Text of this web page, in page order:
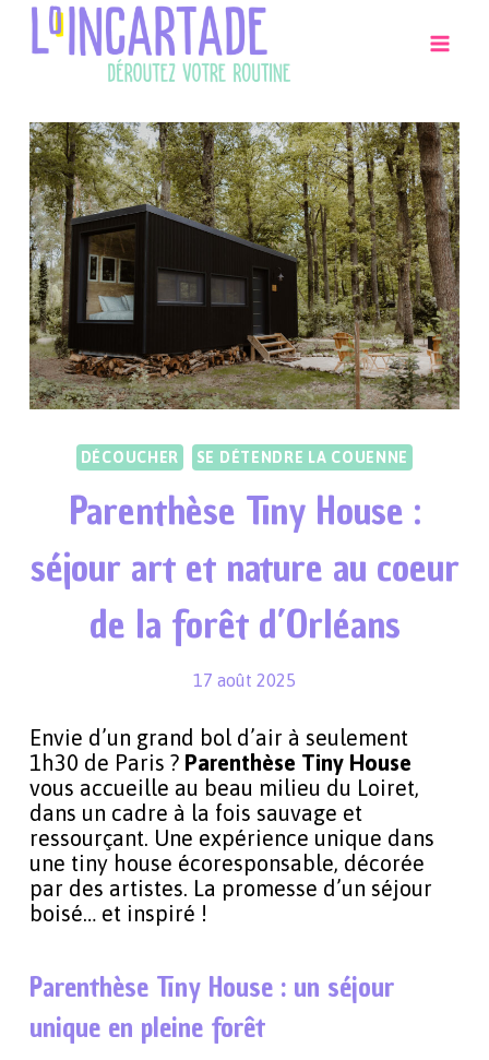
Aller
contenu
DÉCOUCHER SE DÉTENDRE LA COUENNE
Parenthèse Tiny House :
séjour art et nature au coeur
de la forêt d’Orléans
17 août 2025
Envie d’un grand bol d’air à seulement
1h30 de Paris ? Parenthèse Tiny House
vous accueille au beau milieu du Loiret,
dans un cadre à la fois sauvage et
ressourçant. Une expérience unique dans
une tiny house écoresponsable, décorée
par des artistes. La promesse d’un séjour
boisé… et inspiré !
Parenthèse Tiny House : un séjour
unique en pleine forêt